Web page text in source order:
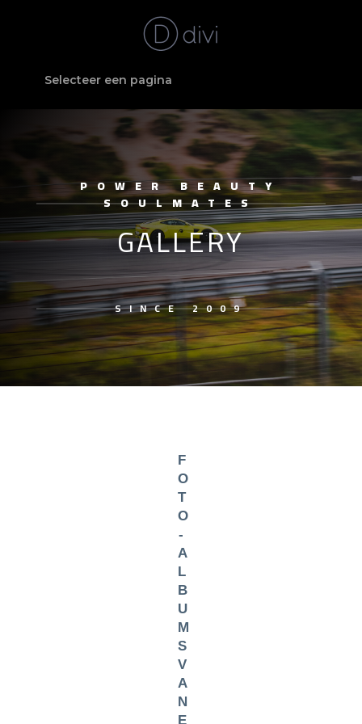
Selecteer een pagina
POWER BEAUTY
SOULMATES
GALLERY
SINCE 2009
F
O
T
O
-
A
L
B
U
M
S
V
A
N
E